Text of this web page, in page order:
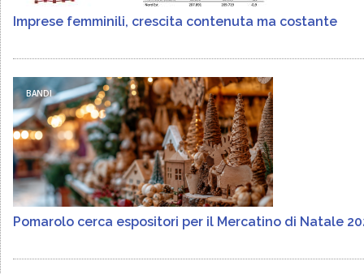
Imprese femminili, crescita contenuta ma costante
BANDI
Pomarolo cerca espositori per il Mercatino di Natale